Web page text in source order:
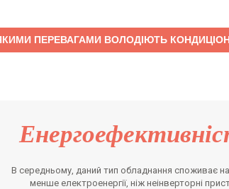
ПЕРЕВАГАМИ ВОЛОДІЮТЬ
В середньому, даний тип обладнання споживає
менше електроенергії, ніж неінверторні